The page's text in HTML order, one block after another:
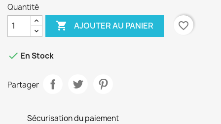
Quantité
 AJOUTER AU PANIER favorite_border
 En Stock
Partager
Sécurisation du paiement